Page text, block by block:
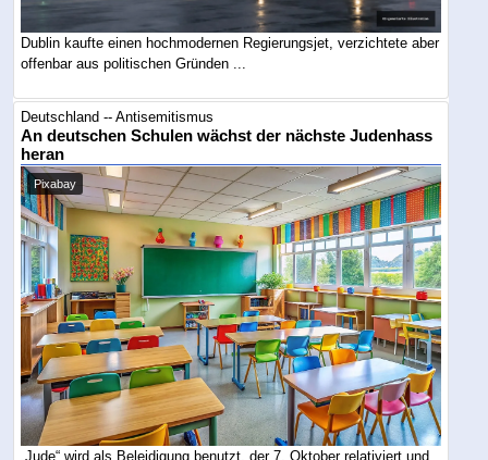
Dublin kaufte einen hochmodernen Regierungsjet, verzichtete aber
offenbar aus politischen Gründen ...
Deutschland -- Antisemitismus
An deutschen Schulen wächst der nächste Judenhass
heran
Pixabay
„Jude“ wird als Beleidigung benutzt, der 7. Oktober relativiert und